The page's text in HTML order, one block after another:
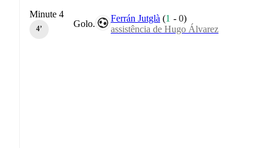
Golo.
Ferrán Jutglà (1 -0)
assistência de Hugo Álvarez
Minute 4
4‎’‎